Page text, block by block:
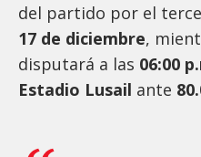
del partido por el
17 de diciembre,
disputará a las 06:00
Estadio Lusail ante